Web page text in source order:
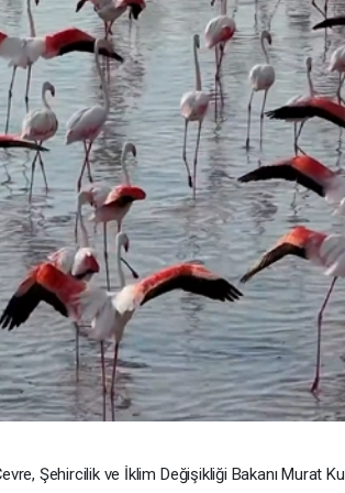
Şehircilik ve İklim Değişikliği Bakanı Murat